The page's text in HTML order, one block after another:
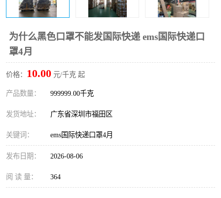
为什么黑色口罩不能发国际快递 ems国际快递口
罩4月
价格： 10.00 元/千克 起
产品数量： 999999.00千克
发货地址： 广东省深圳市福田区
关键词： ems国际快递口罩4月
发布日期： 2026-08-06
阅 读 量： 364